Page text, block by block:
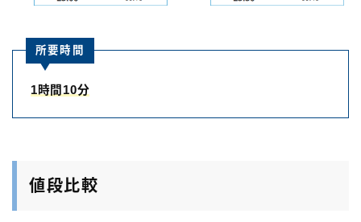
所要時間
1時間10分
値段比較